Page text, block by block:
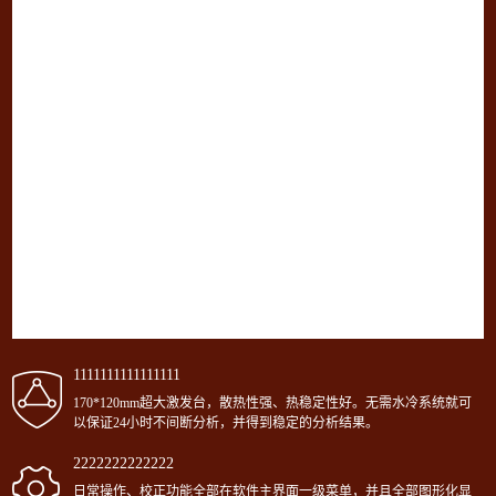
1111111111111111
170*120mm超大激发台，散热性强、热稳定性好。无需水冷系统就可
以保证24小时不间断分析，并得到稳定的分析结果。
2222222222222
日常操作、校正功能全部在软件主界面一级菜单，并且全部图形化显